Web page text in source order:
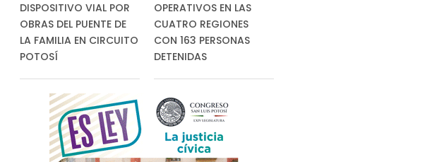
DISPOSITIVO VIAL POR
OBRAS DEL PUENTE DE
LA FAMILIA EN CIRCUITO
POTOSÍ
OPERATIVOS EN LAS
CUATRO REGIONES
CON 163 PERSONAS
DETENIDAS